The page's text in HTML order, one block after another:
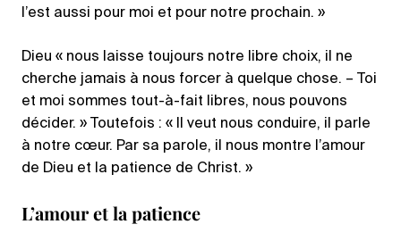
l’est aussi pour moi et pour notre prochain. »
Dieu « nous laisse toujours notre libre choix, il ne
cherche jamais à nous forcer à quelque chose. – Toi
et moi sommes tout-à-fait libres, nous pouvons
décider. » Toutefois : « Il veut nous conduire, il parle
à notre cœur. Par sa parole, il nous montre l’amour
de Dieu et la patience de Christ. »
L’amour et la patience